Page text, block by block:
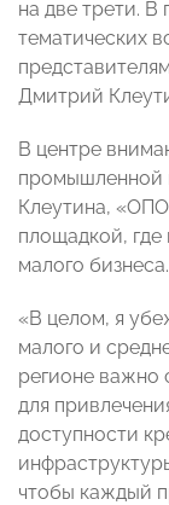
на две трети. В
тематических
Дмитрий
В центре
промышленной
Клеутина,
площадкой, где
малого бизнеса.
«В целом, я
малого и
регионе важно
для
доступности
чтобы каждый